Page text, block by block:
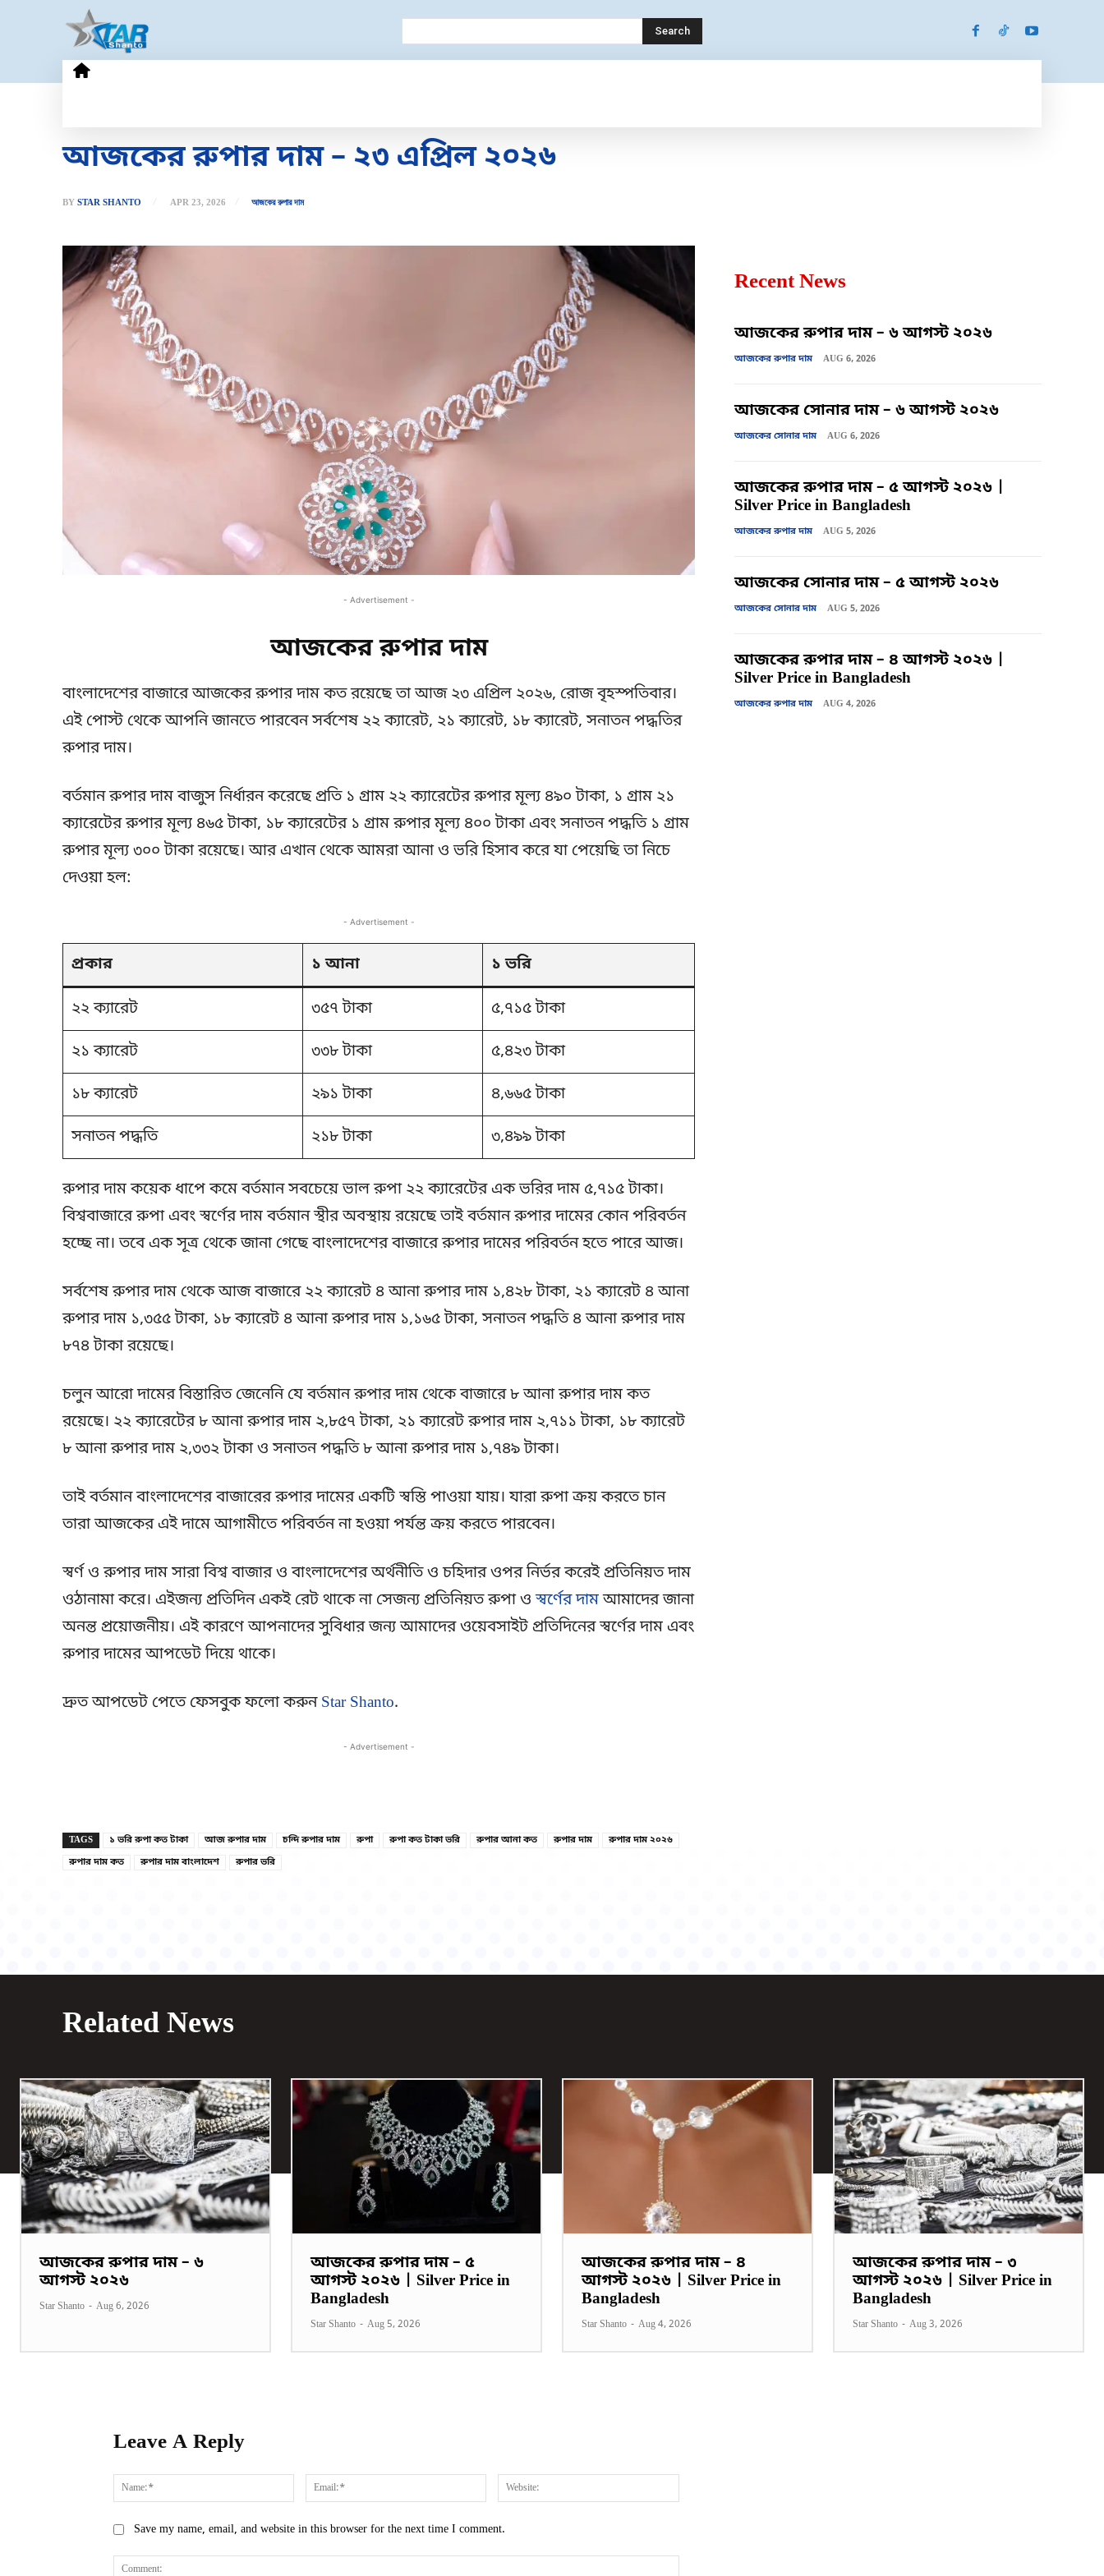
Search
আজকের রুপার দাম – ২৩ এপ্রিল ২০২৬
BY STAR SHANTO APR 23, 2026 আজকের রুপার দাম
- Advertisement -
আজকের রুপার দাম
বাংলাদেশের বাজারে আজকের রুপার দাম কত রয়েছে তা আজ ২৩ এপ্রিল ২০২৬, রোজ বৃহস্পতিবার।
এই পোস্ট থেকে আপনি জানতে পারবেন সর্বশেষ ২২ ক্যারেট, ২১ ক্যারেট, ১৮ ক্যারেট, সনাতন পদ্ধতির
রুপার দাম।
বর্তমান রুপার দাম বাজুস নির্ধারন করেছে প্রতি ১ গ্রাম ২২ ক্যারেটের রুপার মূল্য ৪৯০ টাকা, ১ গ্রাম ২১
ক্যারেটের রুপার মূল্য ৪৬৫ টাকা, ১৮ ক্যারেটের ১ গ্রাম রুপার মূল্য ৪০০ টাকা এবং সনাতন পদ্ধতি ১ গ্রাম
রুপার মূল্য ৩০০ টাকা রয়েছে। আর এখান থেকে আমরা আনা ও ভরি হিসাব করে যা পেয়েছি তা নিচে
দেওয়া হল:
- Advertisement -
প্রকার ১ আনা ১ ভরি
২২ ক্যারেট ৩৫৭ টাকা ৫,৭১৫ টাকা
২১ ক্যারেট ৩৩৮ টাকা ৫,৪২৩ টাকা
১৮ ক্যারেট ২৯১ টাকা ৪,৬৬৫ টাকা
সনাতন পদ্ধতি ২১৮ টাকা ৩,৪৯৯ টাকা
রুপার দাম কয়েক ধাপে কমে বর্তমান সবচেয়ে ভাল রুপা ২২ ক্যারেটের এক ভরির দাম ৫,৭১৫ টাকা।
বিশ্ববাজারে রুপা এবং স্বর্ণের দাম বর্তমান স্থীর অবস্থায় রয়েছে তাই বর্তমান রুপার দামের কোন পরিবর্তন
হচ্ছে না। তবে এক সূত্র থেকে জানা গেছে বাংলাদেশের বাজারে রুপার দামের পরিবর্তন হতে পারে আজ।
সর্বশেষ রুপার দাম থেকে আজ বাজারে ২২ ক্যারেট ৪ আনা রুপার দাম ১,৪২৮ টাকা, ২১ ক্যারেট ৪ আনা
রুপার দাম ১,৩৫৫ টাকা, ১৮ ক্যারেট ৪ আনা রুপার দাম ১,১৬৫ টাকা, সনাতন পদ্ধতি ৪ আনা রুপার দাম
৮৭৪ টাকা রয়েছে।
চলুন আরো দামের বিস্তারিত জেনেনি যে বর্তমান রুপার দাম থেকে বাজারে ৮ আনা রুপার দাম কত
রয়েছে। ২২ ক্যারেটের ৮ আনা রুপার দাম ২,৮৫৭ টাকা, ২১ ক্যারেট রুপার দাম ২,৭১১ টাকা, ১৮ ক্যারেট
৮ আনা রুপার দাম ২,৩৩২ টাকা ও সনাতন পদ্ধতি ৮ আনা রুপার দাম ১,৭৪৯ টাকা।
তাই বর্তমান বাংলাদেশের বাজারের রুপার দামের একটি স্বস্তি পাওয়া যায়। যারা রুপা ক্রয় করতে চান
তারা আজকের এই দামে আগামীতে পরিবর্তন না হওয়া পর্যন্ত ক্রয় করতে পারবেন।
স্বর্ণ ও রুপার দাম সারা বিশ্ব বাজার ও বাংলাদেশের অর্থনীতি ও চহিদার ওপর নির্ভর করেই প্রতিনিয়ত দাম
ওঠানামা করে। এইজন্য প্রতিদিন একই রেট থাকে না সেজন্য প্রতিনিয়ত রুপা ওস্বর্ণের দামআমাদের জানা
অনন্ত প্রয়োজনীয়। এই কারণে আপনাদের সুবিধার জন্য আমাদের ওয়েবসাইট প্রতিদিনের স্বর্ণের দাম এবং
রুপার দামের আপডেট দিয়ে থাকে।
দ্রুত আপডেট পেতে ফেসবুক ফলো করুন Star Shanto.
- Advertisement -
TAGS ১ ভরি রুপা কত টাকা আজ রুপার দাম চন্দি রুপার দাম রুপা রুপা কত টাকা ভরি রুপার আনা কত রুপার দাম
রুপার দাম ২০২৬
রুপার দাম কত
রুপার দাম বাংলাদেশ রুপার ভরি
Recent News
আজকের রুপার দাম – ৬ আগস্ট ২০২৬
আজকের রুপার দাম AUG 6, 2026
আজকের সোনার দাম – ৬ আগস্ট ২০২৬
আজকের সোনার দাম AUG 6, 2026
আজকের রুপার দাম – ৫ আগস্ট ২০২৬ |
Silver Price in Bangladesh
আজকের রুপার দাম AUG 5, 2026
আজকের সোনার দাম – ৫ আগস্ট ২০২৬
আজকের সোনার দাম AUG 5, 2026
আজকের রুপার দাম – ৪ আগস্ট ২০২৬ |
Silver Price in Bangladesh
আজকের রুপার দাম AUG 4, 2026
Related News
আজকের রুপার দাম – ৬
আগস্ট ২০২৬
Star Shanto - Aug 6, 2026
আজকের রুপার দাম – ৫
আগস্ট ২০২৬ | Silver Price in
Bangladesh
Star Shanto - Aug 5, 2026
আজকের রুপার দাম – ৪
আগস্ট ২০২৬ | Silver Price in
Bangladesh
Star Shanto - Aug 4, 2026
আজকের রুপার দাম – ৩
আগস্ট ২০২৬ | Silver Price in
Bangladesh
Star Shanto - Aug 3, 2026
Leave A Reply
Name:* Email:*
Save my name, email, and website in this browser for the next time I comment.